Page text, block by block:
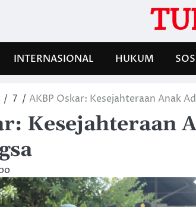
INTERNASIONAL HUKUM
7 AKBP Oskar: Kesejahteraan Anak
Kesejahteraan